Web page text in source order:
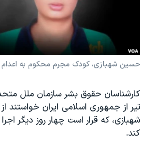
حقوق شهروندی
اقتصادی
علم و فناوری
گالری عکس
آرشیو پخش زنده
انتخابات ریاست جمهوری آمریکا ۲۰۲۴
حمله جمهوری اسلامی به اسرائیل
رمز مهسا
اعتراضات زن، زندگی، آزادی
مجموعه مستندهای دادخواهی
حسین شهبازی، کودک مجرم محکوم به اعدام
تیر از جمهوری اسلامی ایران خواستند
شهبازی، که قرار است چهار روز دیگر
کند.